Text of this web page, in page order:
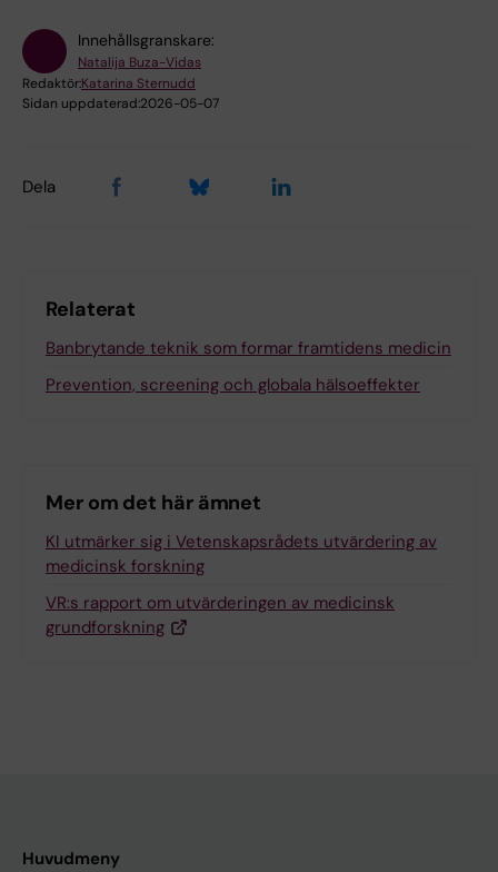
Innehållsgranskare:
Natalija Buza-Vidas
Redaktör:Katarina Sternudd
Sidan uppdaterad:2026-05-07
Dela
Relaterat
Banbrytande teknik som formar framtidens medicin
Prevention, screening och globala hälsoeffekter
Mer om det här ämnet
KI utmärker sig i Vetenskapsrådets utvärdering av
medicinsk forskning
VR:s rapport om utvärderingen av medicinsk
grundforskning
Huvudmeny